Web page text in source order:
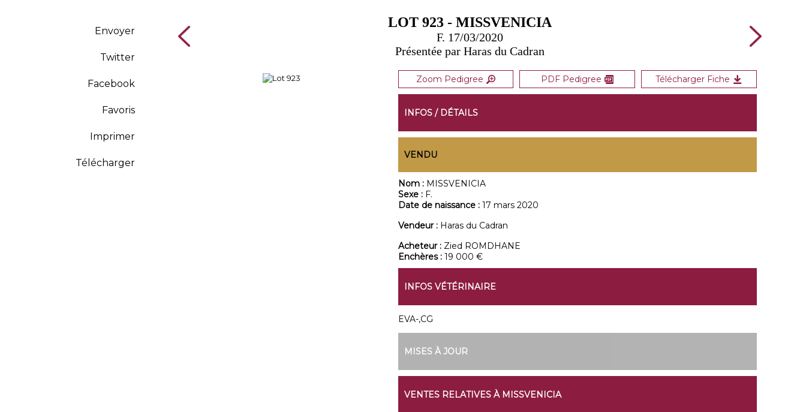
Envoyer
Twitter
Facebook
Favoris
Imprimer
Télécharger
LOT 923 - MISSVENICIA
F. 17/03/2020
Présentée par Haras du Cadran
Zoom Pedigree PDF Pedigree Télécharger Fiche
INFOS / DÉTAILS
VENDU
Nom : MISSVENICIA
Sexe : F.
Date de naissance : 17 mars 2020
Vendeur : Haras du Cadran
Acheteur : Zied ROMDHANE
Enchères : 19 000 €
INFOS VÉTÉRINAIRE
EVA-,CG
MISES À JOUR
VENTES RELATIVES À MISSVENICIA